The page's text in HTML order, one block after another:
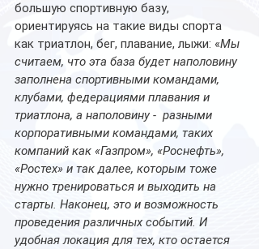
большую спортивную базу,
ориентируясь на такие виды спорта
как триатлон, бег, плавание, лыжи: «Мы
считаем, что эта база будет наполовину
заполнена спортивными командами,
клубами, федерациями плавания и
триатлона, а наполовину -  разными
корпоративными командами, таких
компаний как «Газпром», «Роснефть»,
«Ростех» и так далее, которым тоже
нужно тренироваться и выходить на
старты. Наконец, это и возможность
проведения различных событий. И
удобная локация для тех, кто остается